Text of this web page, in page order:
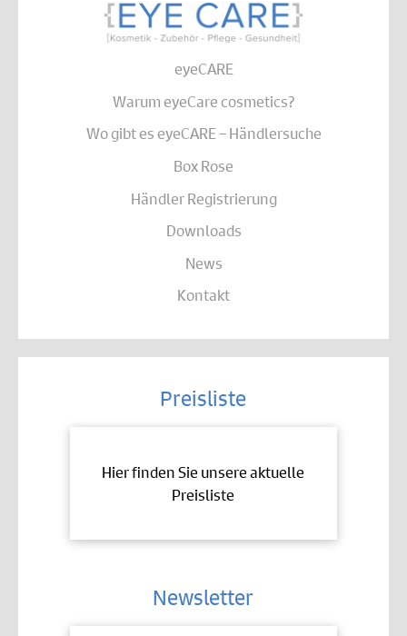
eyeCARE
Warum eyeCare cosmetics?
Wo gibt es eyeCARE – Händlersuche
Box Rose
Händler Registrierung
Downloads
News
Kontakt
Preisliste
Hier finden Sie unsere aktuelle
Preisliste
Newsletter